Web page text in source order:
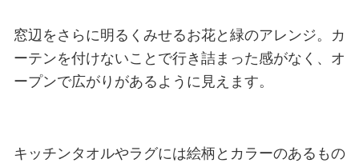
窓辺をさらに明るくみせるお花と緑のアレンジ。カ
ーテンを付けないことで行き詰まった感がなく、オ
ープンで広がりがあるように見えます。
キッチンタオルやラグには絵柄とカラーのあるもの